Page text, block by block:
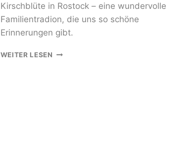
Kirschblüte in Rostock – eine wundervolle
Familientradion, die uns so schöne
Erinnerungen gibt.
WEITER LESEN